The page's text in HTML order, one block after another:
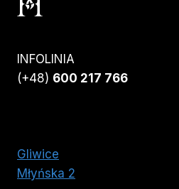
INFOLINIA
(+48) 600 217 766
Gliwice
Młyńska 2